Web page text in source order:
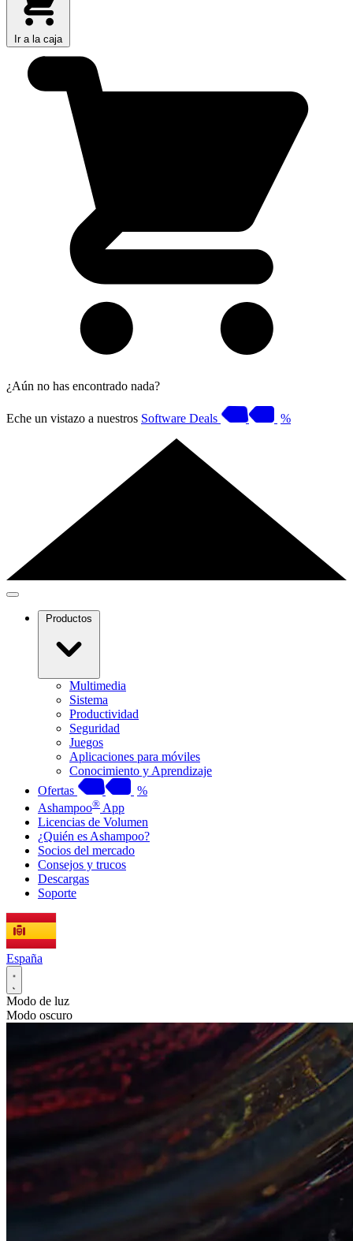
Ir a la caja
¿Aún no has encontrado nada?
Eche un vistazo a nuestros Software Deals %
Productos
Multimedia
Sistema
Productividad
Seguridad
Juegos
Aplicaciones para móviles
Conocimiento y Aprendizaje
Ofertas
%
Ashampoo® App
Licencias de Volumen
¿Quién es Ashampoo?
Socios del mercado
Consejos y trucos
Descargas
Soporte
España
Modo de luz
Modo oscuro